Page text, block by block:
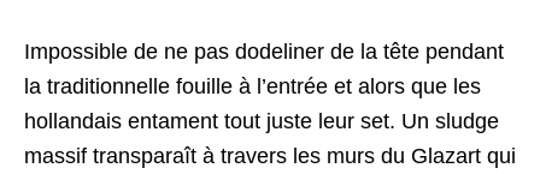
Impossible de ne pas dodeliner de la tête pendant
la traditionnelle fouille à l’entrée et alors que les
hollandais entament tout juste leur set. Un sludge
massif transparaît à travers les murs du Glazart qui